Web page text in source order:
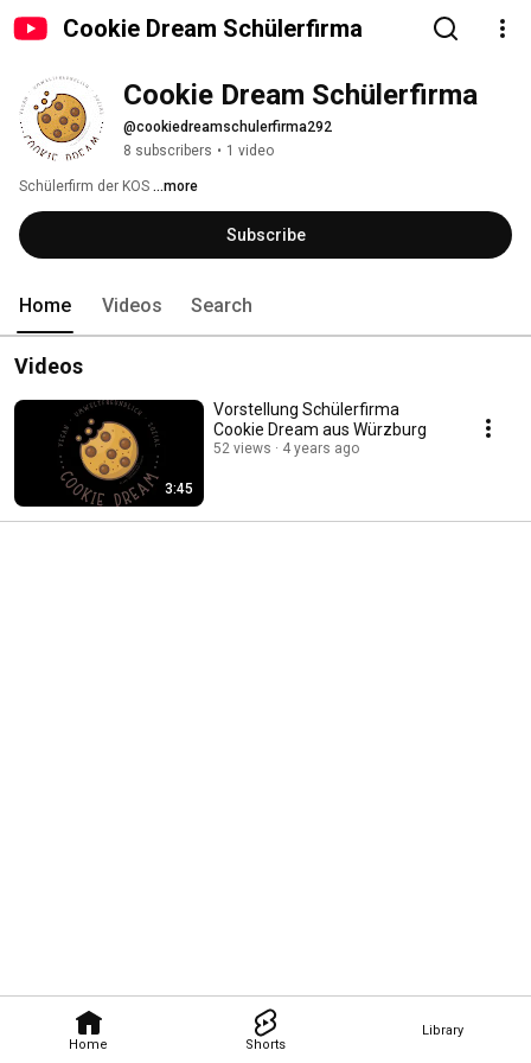
Cookie Dream Schülerfirma
Home Shorts
Library
@cookiedreamschulerfirma292
8 subscribers • 1 video
Schülerfirm der KOS ...more
Subscribe
Home Videos Search
Videos
3:45
Vorstellung Schülerfirma
Cookie Dream aus Würzburg
52 views 4 years ago